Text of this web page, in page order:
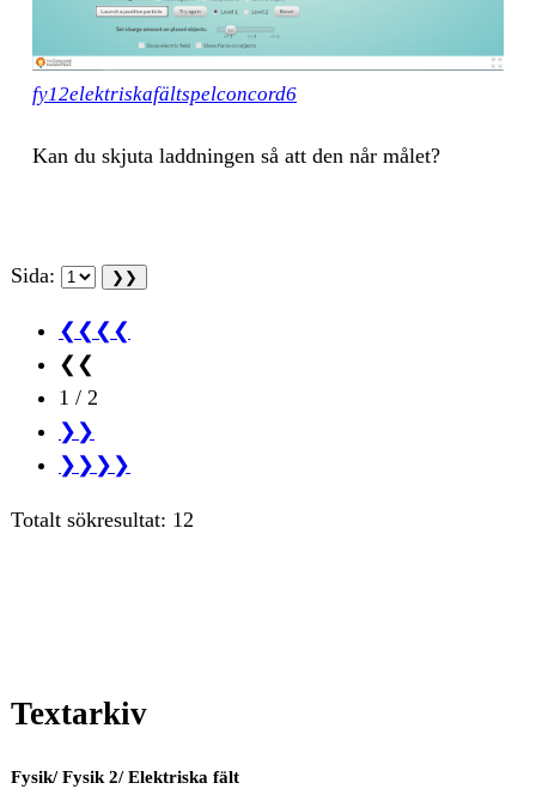
fy12elektriskafältspelconcord6
Kan du skju­ta ladd­ning­en så att den når må­let?
Sida:
❮❮❮❮
❮❮
1 / 2
❯❯
❯❯❯❯
Totalt sökresultat: 12
Textarkiv
Fysik/ Fysik 2/ Elektriska fält